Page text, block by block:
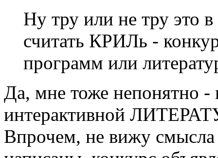
Ну тру или не тру это
считать КРИЛь -
программ или
Да, мне тоже непонятно -
интерактивной
Впрочем, не вижу смысла